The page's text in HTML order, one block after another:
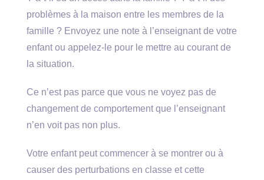
problèmes à la maison entre les membres de la
famille ? Envoyez une note à l’enseignant de votre
enfant ou appelez-le pour le mettre au courant de
la situation.
Ce n’est pas parce que vous ne voyez pas de
changement de comportement que l’enseignant
n’en voit pas non plus.
Votre enfant peut commencer à se montrer ou à
causer des perturbations en classe et cette